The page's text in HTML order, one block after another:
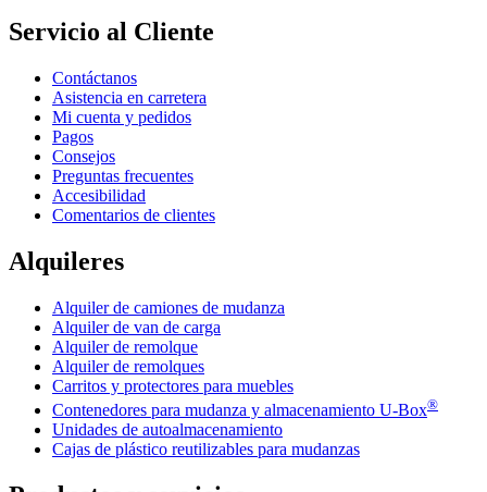
Servicio al Cliente
Contáctanos
Asistencia en carretera
Mi cuenta y pedidos
Pagos
Consejos
Preguntas frecuentes
Accesibilidad
Comentarios de clientes
Alquileres
Alquiler de camiones de mudanza
Alquiler de van de carga
Alquiler de remolque
Alquiler de remolques
Carritos y protectores para muebles
Contenedores para mudanza y almacenamiento U-Box®
Unidades de autoalmacenamiento
Cajas de plástico reutilizables para mudanzas